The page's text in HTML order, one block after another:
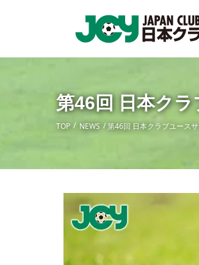
第46回 日本ク
TOP NEWS 第46回 日本クラブユース